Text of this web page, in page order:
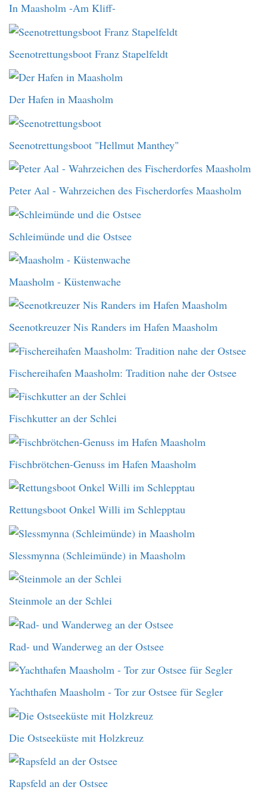
In Maasholm -Am Kliff-
Seenotrettungsboot Franz Stapelfeldt
Der Hafen in Maasholm
Seenotrettungsboot "Hellmut Manthey"
Peter Aal - Wahrzeichen des Fischerdorfes Maasholm
Schleimünde und die Ostsee
Maasholm - Küstenwache
Seenotkreuzer Nis Randers im Hafen Maasholm
Fischereihafen Maasholm: Tradition nahe der Ostsee
Fischkutter an der Schlei
Fischbrötchen-Genuss im Hafen Maasholm
Rettungsboot Onkel Willi im Schlepptau
Slessmynna (Schleimünde) in Maasholm
Steinmole an der Schlei
Rad- und Wanderweg an der Ostsee
Yachthafen Maasholm - Tor zur Ostsee für Segler
Die Ostseeküste mit Holzkreuz
Rapsfeld an der Ostsee